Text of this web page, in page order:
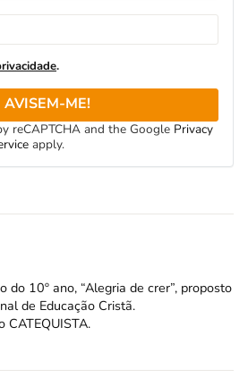
.
AVISEM-ME!
reCAPTCHA and the Google Privacy
apply.
do 10º ano, “Alegria de crer”, proposto
de Educação Cristã.
CATEQUISTA.